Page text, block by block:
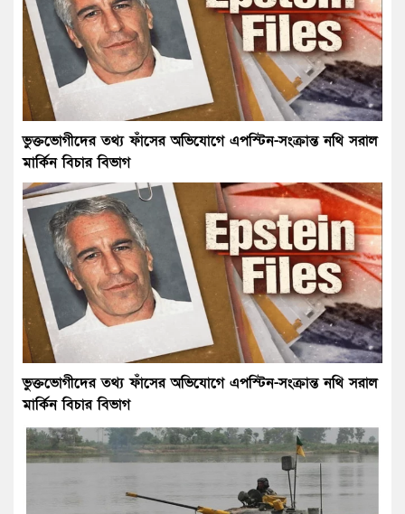
ভুক্তভোগীদের তথ্য ফাঁসের অভিযোগে এপস্টিন-সংক্রান্ত নথি সরাল
মার্কিন বিচার বিভাগ
ভুক্তভোগীদের তথ্য ফাঁসের অভিযোগে এপস্টিন-সংক্রান্ত নথি সরাল
মার্কিন বিচার বিভাগ